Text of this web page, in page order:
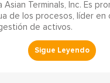
Asian Terminals, Inc. Es
de los procesos, líder en
de activos.